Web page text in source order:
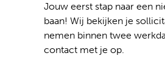
Jouw eerst stap naar een
baan! Wij bekijken je
nemen binnen twee
contact met je op.